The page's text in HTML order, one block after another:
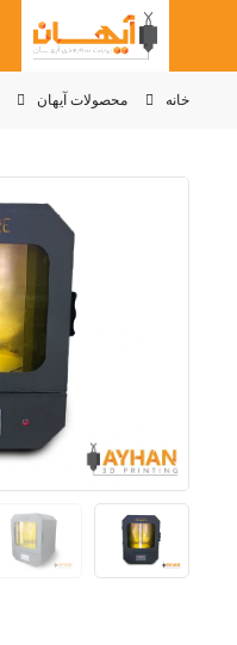
خانه محصولات آیهان